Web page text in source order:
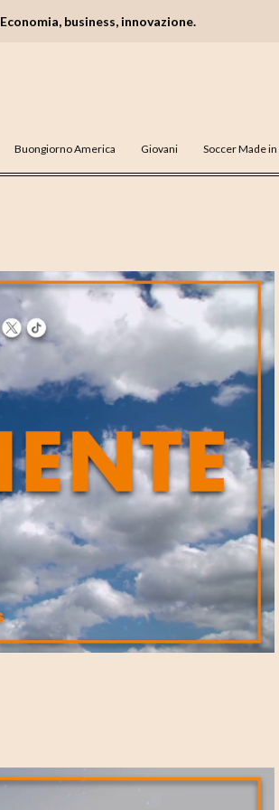
Economia, business, innovazione.
Buongiorno America Giovani Soccer Made in